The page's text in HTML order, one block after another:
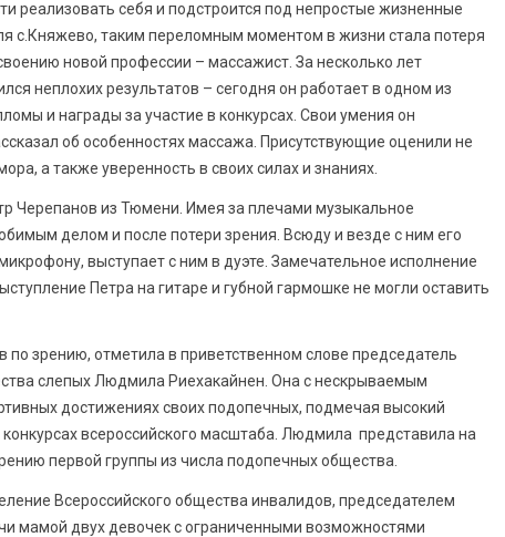
реализовать себя и подстроится под непростые жизненные
с.Княжево, таким переломным моментом в жизни стала потеря
новой профессии – массажист. За несколько лет
неплохих результатов – сегодня он работает в одном из
и награды за участие в конкурсах. Свои умения он
об особенностях массажа. Присутствующие оценили не
а также уверенность в своих силах и знаниях.
Черепанов из Тюмени. Имея за плечами музыкальное
делом и после потери зрения. Всюду и везде с ним его
выступает с ним в дуэте. Замечательное исполнение
Петра на гитаре и губной гармошке не могли оставить
зрению, отметила в приветственном слове председатель
слепых Людмила Риехакайнен. Она с нескрываемым
достижениях своих подопечных, подмечая высокий
всероссийского масштаба. Людмила представила на
первой группы из числа подопечных общества.
Всероссийского общества инвалидов, председателем
мамой двух девочек с ограниченными возможностями